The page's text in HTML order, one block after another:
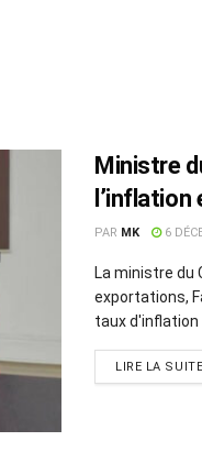
Ministre
PAR MK 6
La ministre du
exportations,
taux d'inflation ...
LIRE LA SUITE